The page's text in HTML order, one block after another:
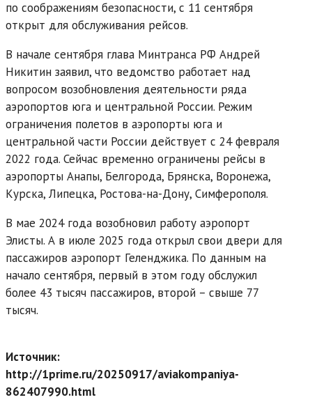
по соображениям безопасности, с 11 сентября
открыт для обслуживания рейсов.
В начале сентября глава Минтранса РФ Андрей
Никитин заявил, что ведомство работает над
вопросом возобновления деятельности ряда
аэропортов юга и центральной России. Режим
ограничения полетов в аэропорты юга и
центральной части России действует с 24 февраля
2022 года. Сейчас временно ограничены рейсы в
аэропорты Анапы, Белгорода, Брянска, Воронежа,
Курска, Липецка, Ростова-на-Дону, Симферополя.
В мае 2024 года возобновил работу аэропорт
Элисты. А в июле 2025 года открыл свои двери для
пассажиров аэропорт Геленджика. По данным на
начало сентября, первый в этом году обслужил
более 43 тысяч пассажиров, второй – свыше 77
тысяч.
Источник:
http://1prime.ru/20250917/aviakompaniya-
862407990.html